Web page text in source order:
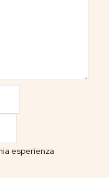
esperienza